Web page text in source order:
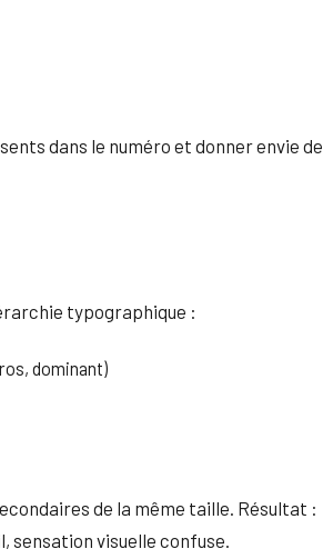
dans le numéro et donner envie de
typographique :
dominant)
de la même taille. Résultat :
sensation visuelle confuse.